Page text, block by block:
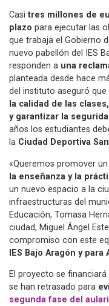
Casi tres millones de
plazo para ejecutar las
que trabaja el Gobierno
nuevo pabellón del IES
responden a una
planteada desde hace
del instituto aseguró
la calidad de las
y garantizar la
años los estudiantes
la Ciudad Deportiva
«Queremos promover
la enseñanza y la
un nuevo espacio a la
infraestructuras del
Educación, Tomasa
ciudad, Miguel Ángel
compromiso con este
IES Bajo Aragón y para
El proyecto se
se han retrasado para
segunda fase del